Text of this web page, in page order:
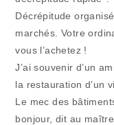
Décrépitude
marchés. Votre
vous l’achetez !
J’ai souvenir d’un
la restauration d’un
Le mec des
bonjour, dit au